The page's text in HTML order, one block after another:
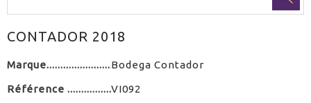
CONTADOR 2018
Marque Bodega Contador
Référence VI092